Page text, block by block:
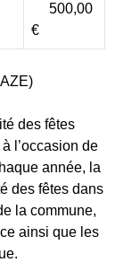
500,00
€
des fêtes
l’occasion de
année, la
des fêtes dans
la commune,
ainsi que les